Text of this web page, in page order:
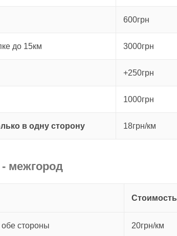
600грн
до 15км 3000грн
+250грн
1000грн
в одну сторону 18грн/км
межгород
Стоимость
обе стороны 20грн/км